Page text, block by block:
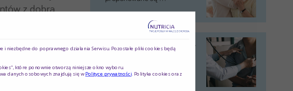
z dobrą
1-3
Niewydolność serca – przyczyny, …
mówimy, gdy nie …
niezbędne do poprawnego działania Serwisu. Pozostałe pliki cookies będą
które ponownie otworzą niniejsze okno wyboru.
danych osobowych znajdują się wPolityce prywatności. Polityka cookies oraz